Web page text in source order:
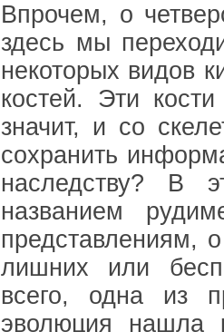
Впрочем, о
здесь мы
некоторых видов
костей. Эти
значит, и со
сохранить
наследству? В
названием
представлениям,
лишних или
всего, одна из
эволюция нашла